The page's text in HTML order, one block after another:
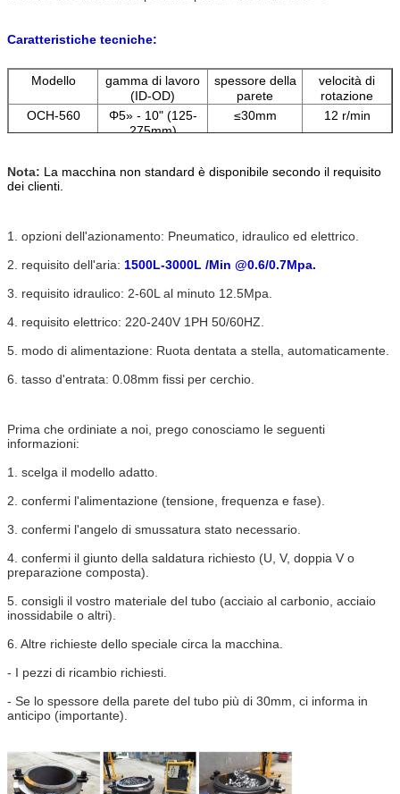
Caratteristiche tecniche:
Modello
gamma di lavoro
(ID-OD)
spessore della
parete
velocità di
rotazione
OCH-560
Φ5» - 10" (125-
275mm)
≤30mm 12 r/min
Nota: La macchina non standard è disponibile secondo il requisito
dei clienti.
1. opzioni dell'azionamento: Pneumatico, idraulico ed elettrico.
2. requisito dell'aria: 1500L-3000L /Min @0.6/0.7Mpa.
3. requisito idraulico: 2-60L al minuto 12.5Mpa.
4. requisito elettrico: 220-240V 1PH 50/60HZ.
5. modo di alimentazione: Ruota dentata a stella, automaticamente.
6. tasso d'entrata: 0.08mm fissi per cerchio.
Prima che ordiniate a noi, prego conosciamo le seguenti
informazioni:
1. scelga il modello adatto.
2. confermi l'alimentazione (tensione, frequenza e fase).
3. confermi l'angelo di smussatura stato necessario.
4. confermi il giunto della saldatura richiesto (U, V, doppia V o
preparazione composta).
5. consigli il vostro materiale del tubo (acciaio al carbonio, acciaio
inossidabile o altri).
6. Altre richieste dello speciale circa la macchina.
- I pezzi di ricambio richiesti.
- Se lo spessore della parete del tubo più di 30mm, ci informa in
anticipo (importante).